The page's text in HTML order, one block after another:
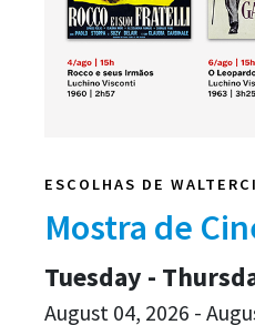
ESCOLHAS DE
Mostra de
Tuesday -
August 04, 2026 -